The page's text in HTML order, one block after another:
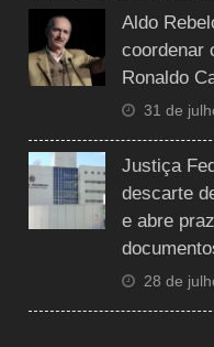
Aldo
coordenar
Ronaldo
31 de
Justiça
descarte
e abre
28 de